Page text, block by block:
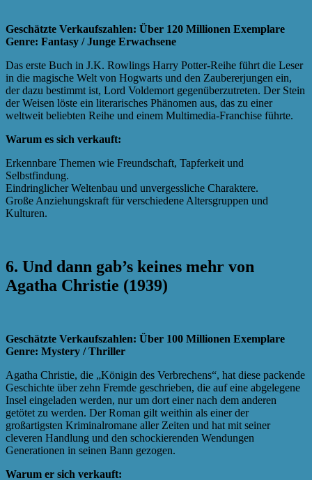
Geschätzte Verkaufszahlen: Über 120 Millionen Exemplare
Genre: Fantasy / Junge Erwachsene
Das erste Buch in J.K. Rowlings Harry Potter-Reihe führt die Leser
in die magische Welt von Hogwarts und den Zaubererjungen ein,
der dazu bestimmt ist, Lord Voldemort gegenüberzutreten. Der Stein
der Weisen löste ein literarisches Phänomen aus, das zu einer
weltweit beliebten Reihe und einem Multimedia-Franchise führte.
Warum es sich verkauft:
Erkennbare Themen wie Freundschaft, Tapferkeit und
Selbstfindung.
Eindringlicher Weltenbau und unvergessliche Charaktere.
Große Anziehungskraft für verschiedene Altersgruppen und
Kulturen.
6. Und dann gab’s keines mehr von
Agatha Christie (1939)
Geschätzte Verkaufszahlen: Über 100 Millionen Exemplare
Genre: Mystery / Thriller
Agatha Christie, die „Königin des Verbrechens“, hat diese packende
Geschichte über zehn Fremde geschrieben, die auf eine abgelegene
Insel eingeladen werden, nur um dort einer nach dem anderen
getötet zu werden. Der Roman gilt weithin als einer der
großartigsten Kriminalromane aller Zeiten und hat mit seiner
cleveren Handlung und den schockierenden Wendungen
Generationen in seinen Bann gezogen.
Warum er sich verkauft: